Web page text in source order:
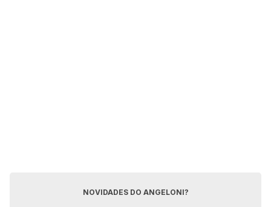
NOVIDADES DO ANGELONI?